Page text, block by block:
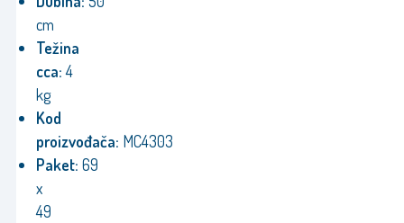
cm
Težina
cca:4
kg
Kod
proizvođača: MC4303
Paket: 69
x
49